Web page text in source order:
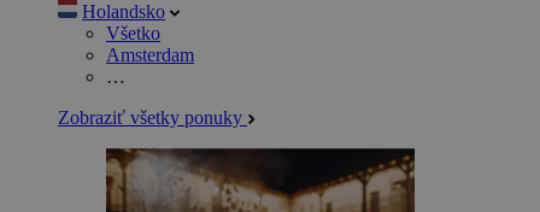
Holandsko
Všetko
Amsterdam
…
Zobraziť všetky ponuky